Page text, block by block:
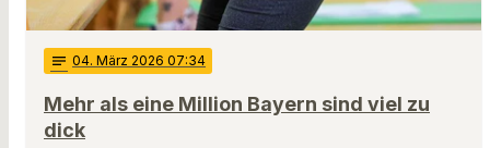
notes 04. März 2026 07:34
Mehr als eine Million Bayern sind viel zu
dick